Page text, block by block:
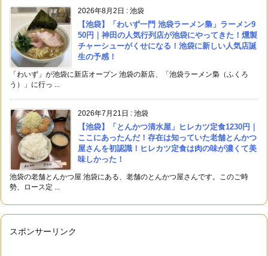
2026年8月2日 : 池袋
【池袋】「わいず一門 池袋ラーメン梟」ラーメン9
50円｜神田の人気行列店が池袋にやってきた！燻製
チャーシューがくせになる！池袋に新しい人気店誕
生の予感！
「わいず」が池袋に新店オープン 池袋の新店、「池袋ラーメン梟（ふくろ
う）」に行っ ...
2026年7月21日 : 池袋
【池袋】「とんかつ清水屋」ヒレカツ定食1230円｜
ここにあったんだ！存在は知っていた老舗とんかつ
屋さんを初認識！ヒレカツ定食は肉の味が濃くて美
味しかった！
池袋の老舗とんかつ屋 池袋にある、老舗のとんかつ屋さんです。このご時
勢、ロース定 ...
スポンサーリンク